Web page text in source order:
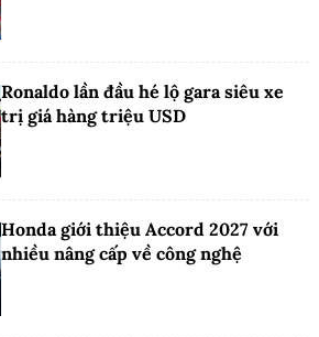
Ronaldo lần đầu hé lộ gara siêu xe
trị giá hàng triệu USD
Honda giới thiệu Accord 2027 với
nhiều nâng cấp về công nghệ